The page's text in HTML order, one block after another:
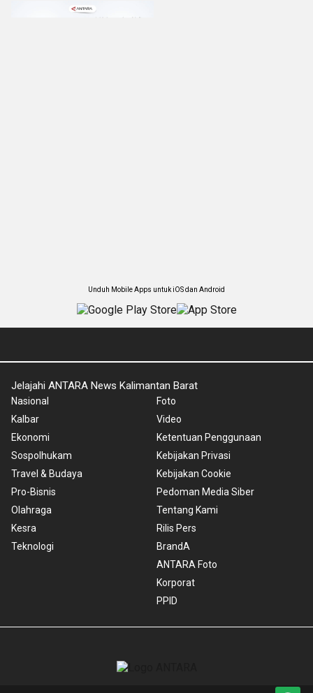
Unduh Mobile Apps untuk iOS dan Android
Jelajahi ANTARA News Kalimantan Barat
Nasional
Kalbar
Ekonomi
Sospolhukam
Travel & Budaya
Pro-Bisnis
Olahraga
Kesra
Teknologi
Foto
Video
Ketentuan Penggunaan
Kebijakan Privasi
Kebijakan Cookie
Pedoman Media Siber
Tentang Kami
Rilis Pers
BrandA
ANTARA Foto
Korporat
PPID